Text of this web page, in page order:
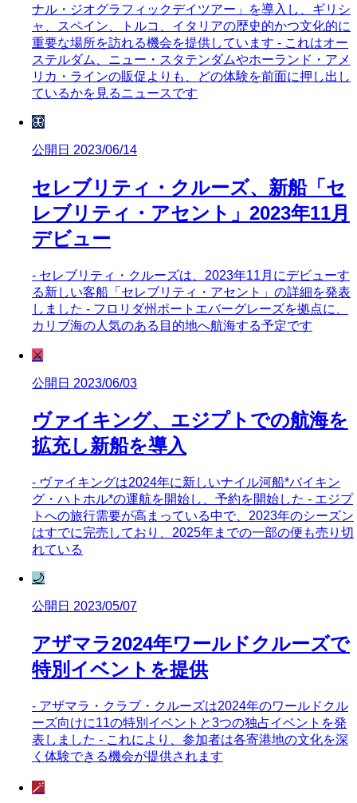
ナル・ジオグラフィックデイツアー」を導入し、ギリシ
ャ、スペイン、トルコ、イタリアの歴史的かつ文化的に
重要な場所を訪れる機会を提供しています - これはオー
ステルダム、ニュー・スタテンダムやホーランド・アメ
リカ・ラインの販促よりも、どの体験を前面に押し出し
ているかを見るニュースです
🦋
公開日 2023/06/14
セレブリティ・クルーズ、新船「セ
レブリティ・アセント」2023年11月
デビュー
- セレブリティ・クルーズは、2023年11月にデビューす
る新しい客船「セレブリティ・アセント」の詳細を発表
しました - フロリダ州ポートエバーグレーズを拠点に、
カリブ海の人気のある目的地へ航海する予定です
⚔️
公開日 2023/06/03
ヴァイキング、エジプトでの航海を
拡充し新船を導入
- ヴァイキングは2024年に新しいナイル河船*バイキン
グ・ハトホル*の運航を開始し、予約を開始した - エジプ
トへの旅行需要が高まっている中で、2023年のシーズン
はすでに完売しており、2025年までの一部の便も売り切
れている
🌙
公開日 2023/05/07
アザマラ2024年ワールドクルーズで
特別イベントを提供
- アザマラ・クラブ・クルーズは2024年のワールドクル
ーズ向けに11の特別イベントと3つの独占イベントを発
表しました - これにより、参加者は各寄港地の文化を深
く体験できる機会が提供されます
🪄